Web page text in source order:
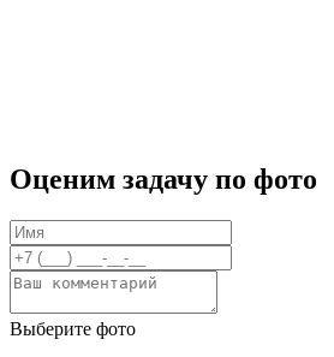
Оценим задачу по фото
Выберите фото